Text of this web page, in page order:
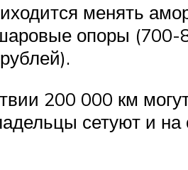
менять
опоры (700-
200 000 км
сетуют и